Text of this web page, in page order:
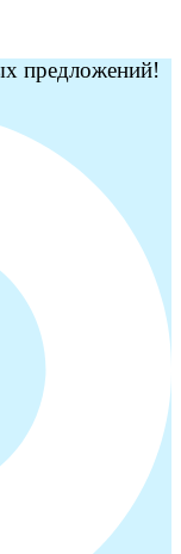
предложений!